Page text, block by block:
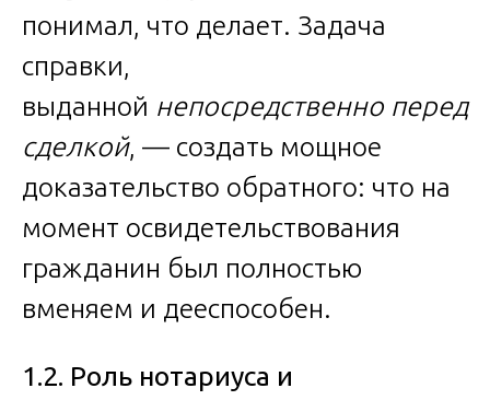
понимал, что делает. Задача
справки,
выданной непосредственно перед
сделкой, — создать мощное
доказательство обратного: что на
момент освидетельствования
гражданин был полностью
вменяем и дееспособен.
1.2. Роль нотариуса и